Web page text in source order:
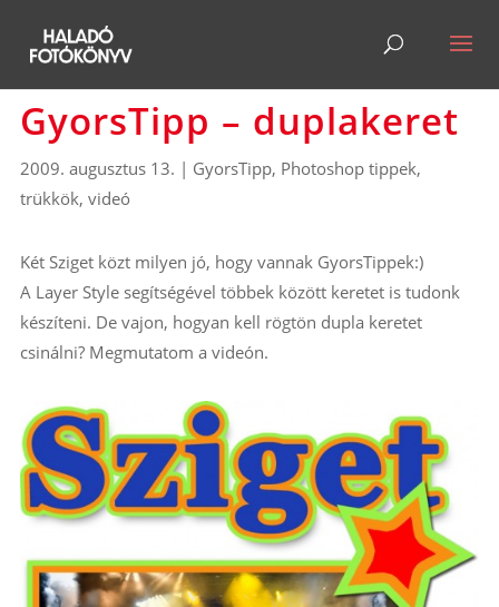
GyorsTipp – duplakeret
2009. augusztus 13. | GyorsTipp, Photoshop tippek,
trükkök, videó
Két Sziget közt milyen jó, hogy vannak GyorsTippek:)
A Layer Style segítségével többek között keretet is tudonk
készíteni. De vajon, hogyan kell rögtön dupla keretet
csinálni? Megmutatom a videón.